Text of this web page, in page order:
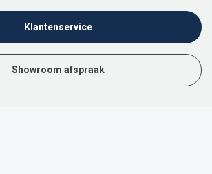
Klantenservice
Showroom afspraak